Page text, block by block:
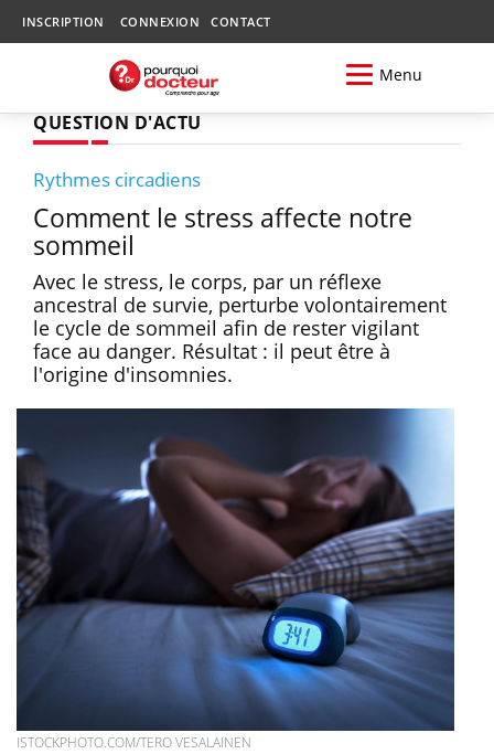
INSCRIPTION CONNEXION CONTACT
Menu
QUESTION D'ACTU
Rythmes circadiens
Comment le stress affecte notre
sommeil
Avec le stress, le corps, par un réflexe
ancestral de survie, perturbe volontairement
le cycle de sommeil afin de rester vigilant
face au danger. Résultat : il peut être à
l'origine d'insomnies.
ISTOCKPHOTO.COM/TERO VESALAINEN